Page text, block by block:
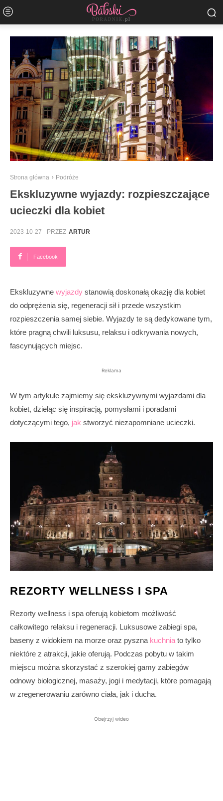
Strona główna Podróże
Ekskluzywne wyjazdy: rozpieszczające
ucieczki dla kobiet
2023-10-27 PRZEZ ARTUR
Facebook
Ekskluzywne wyjazdy stanowią doskonałą okazję dla kobiet
do odprężenia się, regeneracji sił i przede wszystkim
rozpieszczenia samej siebie. Wyjazdy te są dedykowane tym,
które pragną chwili luksusu, relaksu i odkrywania nowych,
fascynujących miejsc.
Reklama
W tym artykule zajmiemy się ekskluzywnymi wyjazdami dla
kobiet, dzieląc się inspiracją, pomysłami i poradami
dotyczącymi tego, jak stworzyć niezapomniane ucieczki.
REZORTY WELLNESS I SPA
Rezorty wellness i spa oferują kobietom możliwość
całkowitego relaksu i regeneracji. Luksusowe zabiegi spa,
baseny z widokiem na morze oraz pyszna kuchnia to tylko
niektóre z atrakcji, jakie oferują. Podczas pobytu w takim
miejscu można skorzystać z szerokiej gamy zabiegów
odnowy biologicznej, masaży, jogi i medytacji, które pomagają
w zregenerowaniu zarówno ciała, jak i ducha.
Obejrzyj wideo